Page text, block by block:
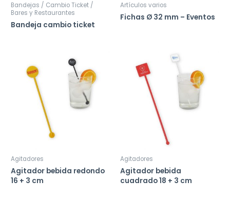
Bandejas / Cambio Ticket /
Bares y Restaurantes
Bandeja cambio ticket
Artículos varios
Fichas Ø 32 mm – Eventos
Agitadores
Agitador bebida redondo
16 + 3 cm
Agitadores
Agitador bebida
cuadrado 18 + 3 cm